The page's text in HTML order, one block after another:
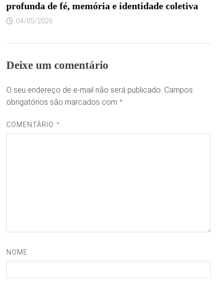
profunda de fé, memória e identidade coletiva
04/05/2026
Deixe um comentário
O seu endereço de e-mail não será publicado. Campos
obrigatórios são marcados com *
COMENTÁRIO *
NOME